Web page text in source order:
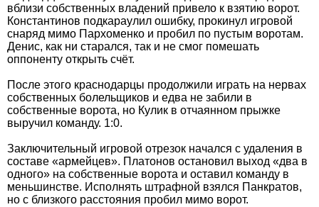
вблизи собственных владений привело к взятию ворот.
Константинов подкараулил ошибку, прокинул игровой
снаряд мимо Пархоменко и пробил по пустым воротам.
Денис, как ни старался, так и не смог помешать
оппоненту открыть счёт.
После этого краснодарцы продолжили играть на нервах
собственных болельщиков и едва не забили в
собственные ворота, но Кулик в отчаянном прыжке
выручил команду. 1:0.
Заключительный игровой отрезок начался с удаления в
составе «армейцев». Платонов остановил выход «два в
одного» на собственные ворота и оставил команду в
меньшинстве. Исполнять штрафной взялся Панкратов,
но с близкого расстояния пробил мимо ворот.